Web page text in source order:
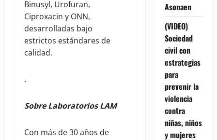
Binusyl, Urofuran,
Ciproxacin y ONN,
desarrolladas bajo
estrictos estándares de
calidad.
.
Sobre Laboratorios LAM
Con más de 30 años de
Asonaen
(VIDEO)
Sociedad
civil con
estrategias
para
prevenir la
violencia
contra
niñas, niños
y mujeres